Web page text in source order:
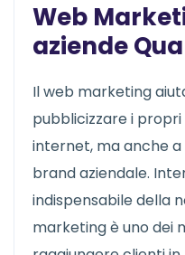
Web
aziende
Il web marketing
pubblicizzare i
internet, ma anche
brand aziendale.
indispensabile della
marketing è uno dei